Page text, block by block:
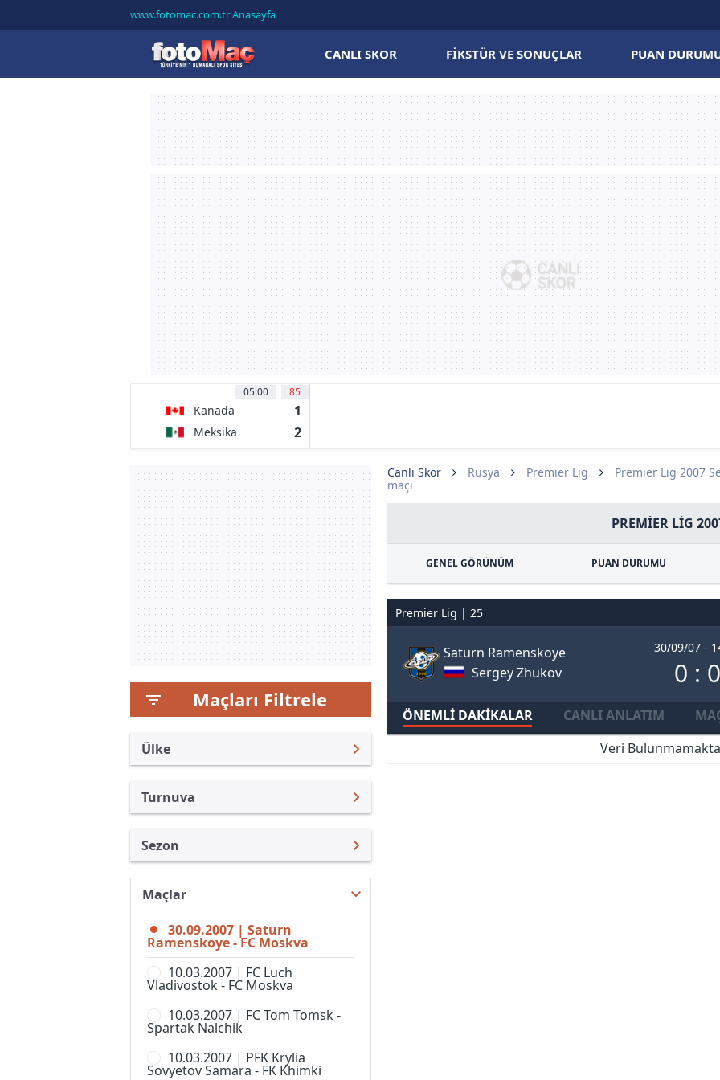
www.fotomac.com.tr Anasayfa
CANLI SKOR FIKSTÜR VE SONUÇLAR PUAN
05:00 85
Kanada 1
Meksika 2
Maçları Filtrele
Ülke
Rusya
Türkiye
Uluslararası
Uluslararası Kulüpler
Turkiye
İngiltere
Almanya Amatör
Fransa
Turnuva
Rusya Kupası
Süper Kupa
2. Liga, Division A
2. Liga, Division B, Grup 1
2. Liga, Division B, Grup 3
2. Liga, Division B, Grup 4
Sezon
Premier Lig 26/27
Premier Lig 25/26
Premier Lig 24/25
Premier Lig 23/24
Premier Lig 22/23
Premier Lig 21/22
Maçlar
30.09.2007 | Saturn
Ramenskoye - FC Moskva
10.03.2007 | FC Luch
Vladivostok - FC Moskva
10.03.2007 | FC Tom Tomsk -
Spartak Nalchik
10.03.2007 | PFK Krylia
Sovyetov Samara - FK Khimki
Canlı Skor Rusya Premier Lig
Premier Lig 2007
maçı
PREMIER LIG
GENEL GÖRÜNÜM PUAN DURUMU
Premier Lig | 25
Saturn Ramenskoye
Sergey Zhukov
30/09/07 -
0 : 0
ÖNEMLI DAKIKALAR CANLI ANLATIM
Veri